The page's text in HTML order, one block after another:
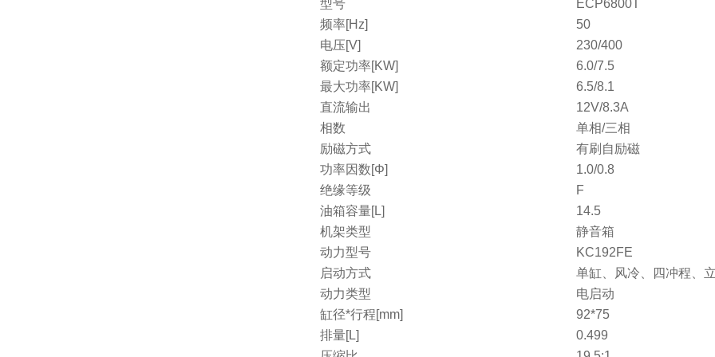
型号
ECP6800T
频率[Hz]
50
电压[V]
230/400
额定功率[KW]
6.0/7.5
最大功率[KW]
6.5/8.1
直流输出
12V/8.3A
相数
单相/三相
励磁方式
有刷自励磁
功率因数[Φ]
1.0/0.8
绝缘等级
F
油箱容量[L]
14.5
机架类型
静音箱
动力型号
KC192FE
启动方式
单缸、风冷、四冲程、
动力类型
电启动
缸径*行程[mm]
92*75
排量[L]
0.499